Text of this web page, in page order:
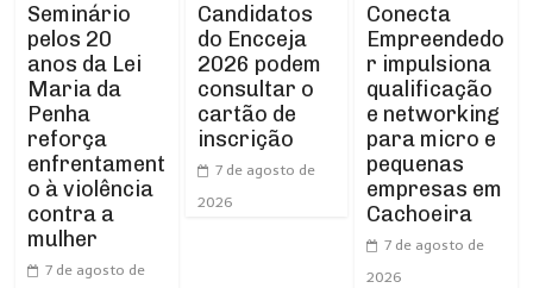
Seminário
pelos 20
anos da Lei
Maria da
Penha
reforça
enfrentament
o à violência
contra a
mulher
7 de agosto de
Candidatos
do Encceja
2026 podem
consultar o
cartão de
inscrição
7 de agosto de
2026
Conecta
Empreendedo
r impulsiona
qualificação
e networking
para micro e
pequenas
empresas em
Cachoeira
7 de agosto de
2026